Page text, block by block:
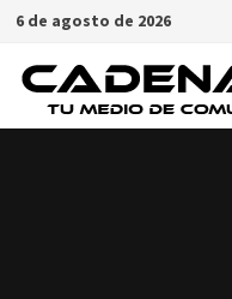
Saltar
contenido
6 de agosto de 2026